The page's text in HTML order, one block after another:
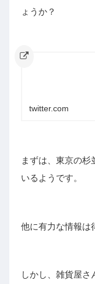
ょうか？
twitter.com
まずは、東京の杉
いるようです。
他に有力な情報は
しかし、雑貨屋